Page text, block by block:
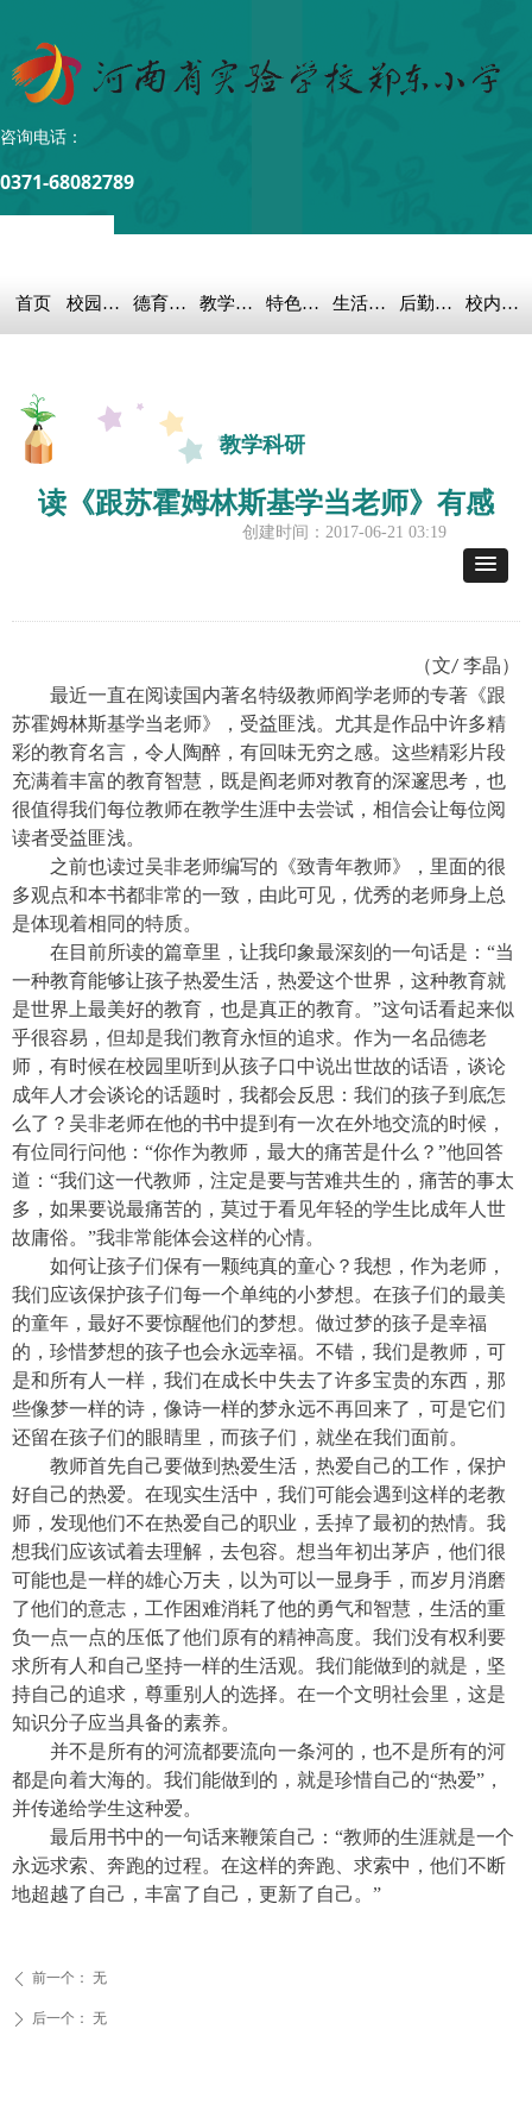
0371-68082789
咨询电话：
首页 校园概况 德育之窗 教学科研 特色教育 生活教育 后勤保障 校内链接
教学科研
读《跟苏霍姆林斯基学当老师》有感
创建时间： 2017-06-21 03:19
（文/ 李晶）
最近一直在阅读国内著名特级教师阎学老师的专著《跟
苏霍姆林斯基学当老师》，受益匪浅。尤其是作品中许多精
彩的教育名言，令人陶醉，有回味无穷之感。这些精彩片段
充满着丰富的教育智慧，既是阎老师对教育的深邃思考，也
很值得我们每位教师在教学生涯中去尝试，相信会让每位阅
读者受益匪浅。
之前也读过吴非老师编写的《致青年教师》，里面的很
多观点和本书都非常的一致，由此可见，优秀的老师身上总
是体现着相同的特质。
在目前所读的篇章里，让我印象最深刻的一句话是：“当
一种教育能够让孩子热爱生活，热爱这个世界，这种教育就
是世界上最美好的教育，也是真正的教育。”这句话看起来似
乎很容易，但却是我们教育永恒的追求。作为一名品德老
师，有时候在校园里听到从孩子口中说出世故的话语，谈论
成年人才会谈论的话题时，我都会反思：我们的孩子到底怎
么了？吴非老师在他的书中提到有一次在外地交流的时候，
有位同行问他：“你作为教师，最大的痛苦是什么？”他回答
道：“我们这一代教师，注定是要与苦难共生的，痛苦的事太
多，如果要说最痛苦的，莫过于看见年轻的学生比成年人世
故庸俗。”我非常能体会这样的心情。
如何让孩子们保有一颗纯真的童心？我想，作为老师，
我们应该保护孩子们每一个单纯的小梦想。在孩子们的最美
的童年，最好不要惊醒他们的梦想。做过梦的孩子是幸福
的，珍惜梦想的孩子也会永远幸福。不错，我们是教师，可
是和所有人一样，我们在成长中失去了许多宝贵的东西，那
些像梦一样的诗，像诗一样的梦永远不再回来了，可是它们
还留在孩子们的眼睛里，而孩子们，就坐在我们面前。
教师首先自己要做到热爱生活，热爱自己的工作，保护
好自己的热爱。在现实生活中，我们可能会遇到这样的老教
师，发现他们不在热爱自己的职业，丢掉了最初的热情。我
想我们应该试着去理解，去包容。想当年初出茅庐，他们很
可能也是一样的雄心万夫，以为可以一显身手，而岁月消磨
了他们的意志，工作困难消耗了他的勇气和智慧，生活的重
负一点一点的压低了他们原有的精神高度。我们没有权利要
求所有人和自己坚持一样的生活观。我们能做到的就是，坚
持自己的追求，尊重别人的选择。在一个文明社会里，这是
知识分子应当具备的素养。
并不是所有的河流都要流向一条河的，也不是所有的河
都是向着大海的。我们能做到的，就是珍惜自己的“热爱”，
并传递给学生这种爱。
最后用书中的一句话来鞭策自己：“教师的生涯就是一个
永远求索、奔跑的过程。在这样的奔跑、求索中，他们不断
地超越了自己，丰富了自己，更新了自己。”
ꄴ 前一个： 无
ꄲ 后一个： 无